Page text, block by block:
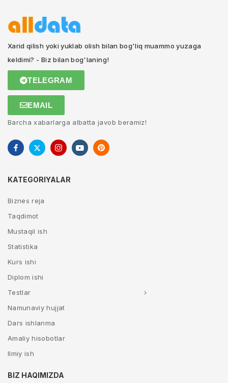
Xarid qilish yoki yuklab olish bilan bog'liq muammo yuzaga
keldimi? - Biz bilan bog'laning!
TELEGRAM
EMAIL
Barcha xabarlarga albatta javob beramiz!
KATEGORIYALAR
Biznes reja
Taqdimot
Mustaqil ish
Statistika
Kurs ishi
Diplom ishi
Testlar
Namunaviy hujjat
Dars ishlanma
Amaliy hisobotlar
Ilmiy ish
BIZ HAQIMIZDA